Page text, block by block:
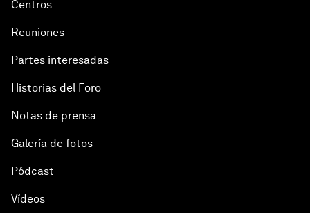
Centros
Reuniones
Partes interesadas
Historias del Foro
Notas de prensa
Galería de fotos
Pódcast
Vídeos